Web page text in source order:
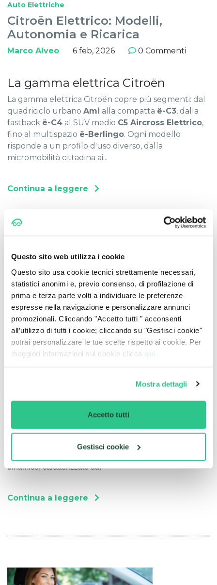
Questo sito web utilizza i cookie
Questo sito usa cookie tecnici strettamente necessari,
statistici anonimi e, previo consenso, di profilazione di
prima e terza parte volti a individuare le preferenze
espresse nella navigazione e personalizzare annunci
promozionali. Cliccando "Accetto tutti " acconsenti
all’utilizzo di tutti i cookie; cliccando su "Gestisci cookie"
potrai personalizzare le tue scelte rispetto ai cookie. Per
maggiori informazioni sui cookie clicca qui.
Mostra dettagli
Accetto tutti
Gestisci cookie
Auto Elettriche
Citroën Elettrico: Modelli,
Autonomia e Ricarica
Marco Alveo 6 feb, 2026 0 Commenti
La gamma elettrica Citroën
La gamma elettrica Citroën copre più segmenti: dal
quadriciclo urbano Ami alla compatta ë-C3, dalla
fastback ë-C4 al SUV medio C5 Aircross Elettrico,
fino al multispazio ë-Berlingo. Ogni modello
risponde a un profilo d'uso diverso, dalla
micromobilità cittadina ai...
Continua a leggere
Auto Elettriche
Renault Austral | CarPlanner
Elda Giordano 18 lug, 2025 0 Commenti
dinamico, caratterizzato da:
Continua a leggere